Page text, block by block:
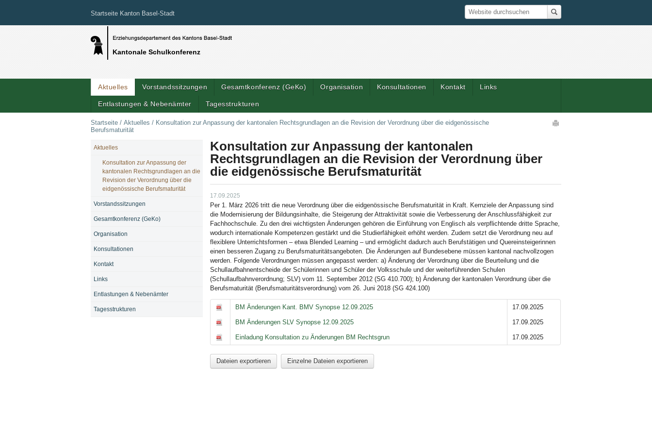
Startseite Kanton Basel-Stadt
Kantonale Schulkonferenz
Suche
Website durchsuchen
Aktuelles Vorstandssitzungen Gesamtkonferenz (GeKo) Organisation Konsultationen Kontakt Links
Entlastungen & Nebenämter Tagesstrukturen
Startseite / Aktuelles / Konsultation zur Anpassung der kantonalen Rechtsgrundlagen an die Revision der Verordnung über die eidgenössische
Berufsmaturität
Konsultation zur Anpassung der kantonalen
Rechtsgrundlagen an die Revision der Verordnung über
die eidgenössische Berufsmaturität
17.09.2025
Per 1. März 2026 tritt die neue Verordnung über die eidgenössische Berufsmaturität in Kraft. Kernziele der Anpassung sind
die Modernisierung der Bildungsinhalte, die Steigerung der Attraktivität sowie die Verbesserung der Anschlussfähigkeit zur
Fachhochschule. Zu den drei wichtigsten Änderungen gehören die Einführung von Englisch als verpflichtende dritte Sprache,
wodurch internationale Kompetenzen gestärkt und die Studierfähigkeit erhöht werden. Zudem setzt die Verordnung neu auf
flexiblere Unterrichtsformen – etwa Blended Learning – und ermöglicht dadurch auch Berufstätigen und Quereinsteigerinnen
einen besseren Zugang zu Berufsmaturitätsangeboten. Die Änderungen auf Bundesebene müssen kantonal nachvollzogen
werden. Folgende Verordnungen müssen angepasst werden: a) Änderung der Verordnung über die Beurteilung und die
Schullaufbahnentscheide der Schülerinnen und Schüler der Volksschule und der weiterführenden Schulen
(Schullaufbahnverordnung; SLV) vom 11. September 2012 (SG 410.700); b) Änderung der kantonalen Verordnung über die
Berufsmaturität (Berufsmaturitätsverordnung) vom 26. Juni 2018 (SG 424.100)
BM Änderungen Kant. BMV Synopse 12.09.2025 17.09.2025
BM Änderungen SLV Synopse 12.09.2025 17.09.2025
Einladung Konsultation zu Änderungen BM Rechtsgrun 17.09.2025
Dateien exportieren Einzelne Dateien exportieren
NAVIGATION
Aktuelles
Konsultation zur Anpassung der
kantonalen Rechtsgrundlagen an die
Revision der Verordnung über die
eidgenössische Berufsmaturität
Vorstandssitzungen
Gesamtkonferenz (GeKo)
Organisation
Konsultationen
Kontakt
Links
Entlastungen & Nebenämter
Tagesstrukturen